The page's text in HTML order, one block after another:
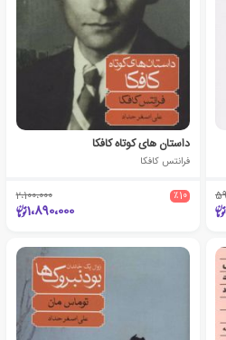
داستان های کوتاه کافکا
فرانتس کافکا
٪10 2،100،000
1،890،000